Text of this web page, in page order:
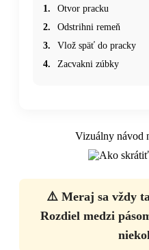
1.
Otvor pracku
2.
Odstrihni remeň
3.
Vlož späť do pracky
4.
Zacvakni zúbky
Vizuálny návod
⚠️ Meraj sa vždy
Rozdiel medzi